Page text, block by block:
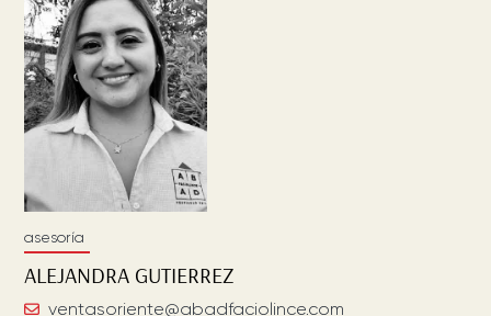
asesoría
ALEJANDRA GUTIERREZ
ventasoriente@abadfaciolince.com